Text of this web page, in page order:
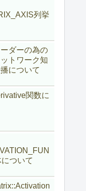
列挙
ダーの為の
トワーク知
について
関数に
ついて